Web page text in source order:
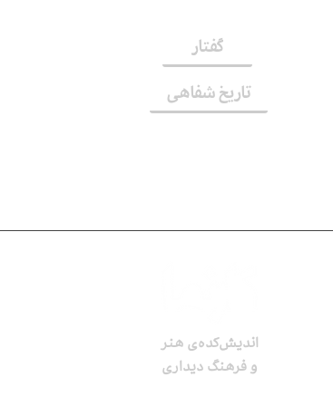
گفتار
تاریخ شفاهی
اندیش‌کده‌ی هنر
و فرهنگ دیداری